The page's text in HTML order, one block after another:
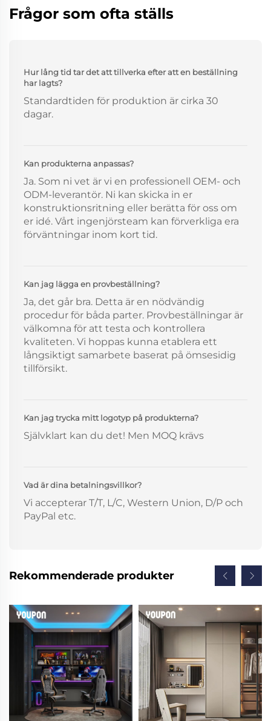
Frågor som ofta ställs
Hur lång tid tar det att tillverka efter att en beställning
har lagts?
Standardtiden för produktion är cirka 30
dagar.
Kan produkterna anpassas?
Ja. Som ni vet är vi en professionell OEM- och
ODM-leverantör. Ni kan skicka in er
konstruktionsritning eller berätta för oss om
er idé. Vårt ingenjörsteam kan förverkliga era
förväntningar inom kort tid.
Kan jag lägga en provbeställning?
Ja, det går bra. Detta är en nödvändig
procedur för båda parter. Provbeställningar är
välkomna för att testa och kontrollera
kvaliteten. Vi hoppas kunna etablera ett
långsiktigt samarbete baserat på ömsesidig
tillförsikt.
Kan jag trycka mitt logotyp på produkterna?
Självklart kan du det! Men MOQ krävs
Vad är dina betalningsvillkor?
Vi accepterar T/T, L/C, Western Union, D/P och
PayPal etc.
Rekommenderade produkter